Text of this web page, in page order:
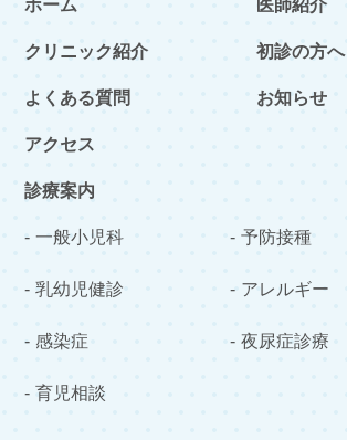
ホーム 医師紹介
クリニック紹介 初診の方へ
よくある質問 お知らせ
アクセス
診療案内
一般小児科 予防接種
乳幼児健診 アレルギー
感染症 夜尿症診療
育児相談